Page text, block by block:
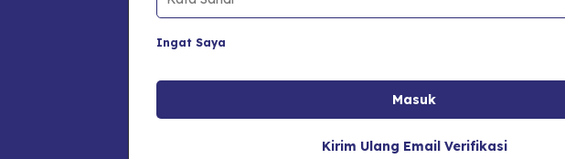
Ingat Saya
Kirim Ulang Email Verifikasi